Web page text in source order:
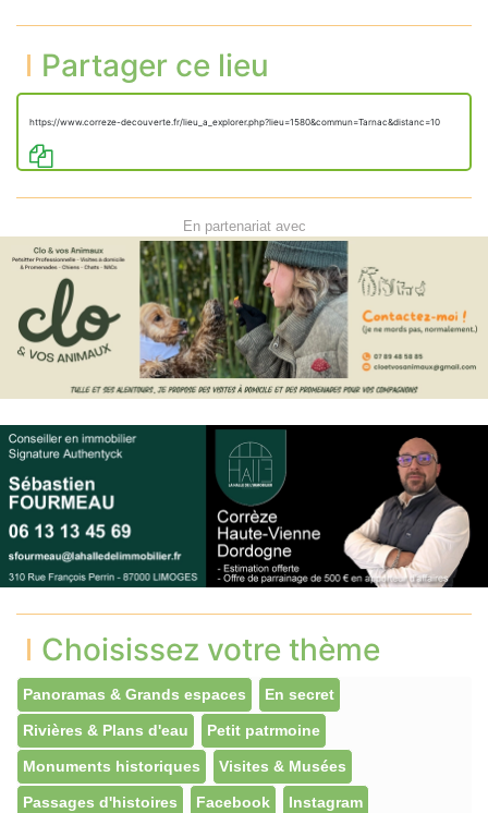
Partager ce lieu
https://www.correze-decouverte.fr/lieu_a_explorer.php?lieu=1580&commun=Tarnac&distanc=10
En partenariat avec
Choisissez votre thème
Panoramas & Grands espaces En secret
Rivières & Plans d'eau Petit patrmoine
Monuments historiques Visites & Musées
Passages d'histoires Facebook Instagram